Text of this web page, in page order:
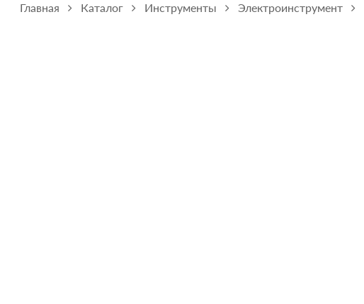
Главная Каталог Инструменты Электроинструмент